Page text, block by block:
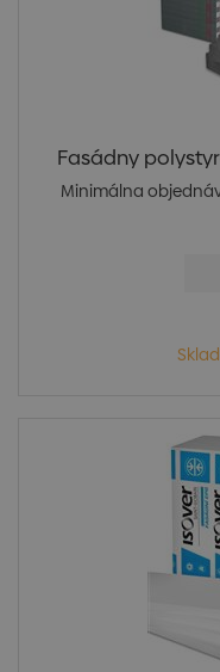
Fasádny
Minimálna